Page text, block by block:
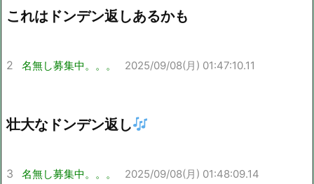
これはドンデン返しあるかも
2 名無し募集中。。。 2025/09/08(月) 01:47:10.11
壮大なドンデン返し
3 名無し募集中。。。 2025/09/08(月) 01:48:09.14